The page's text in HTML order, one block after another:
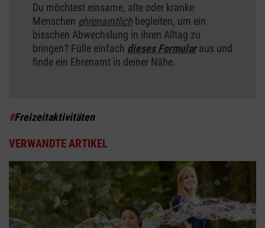
Du möchtest einsame, alte oder kranke
Menschen ehrenamtlich begleiten, um ein
bisschen Abwechslung in ihren Alltag zu
bringen? Fülle einfach dieses Formularaus und
finde ein Ehrenamt in deiner Nähe.
#Freizeitaktivitäten
VERWANDTE ARTIKEL